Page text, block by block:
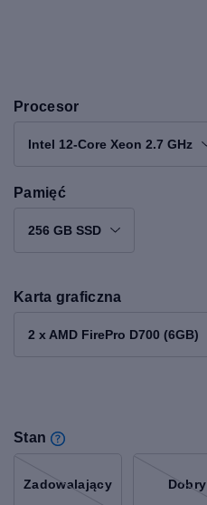
Procesor
Intel 12-Core Xeon 2.7 GHz
Pamięć
256 GB SSD
Karta graficzna
2 x AMD FirePro D700 (6GB)
Stan
Zadowalający Dobry